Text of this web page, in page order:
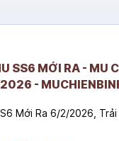
SS6 MỚI RA - MU
-
Mới Ra 6/2/2026,